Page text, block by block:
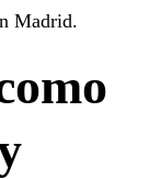
Madrid.